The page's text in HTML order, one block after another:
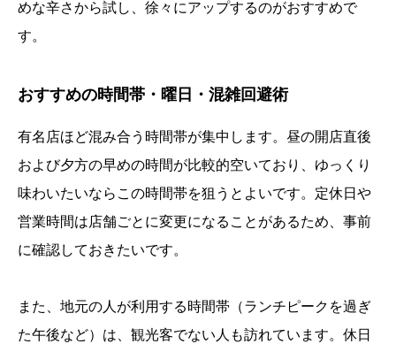
めな辛さから試し、徐々にアップするのがおすすめで
す。
おすすめの時間帯・曜日・混雑回避術
有名店ほど混み合う時間帯が集中します。昼の開店直後
および夕方の早めの時間が比較的空いており、ゆっくり
味わいたいならこの時間帯を狙うとよいです。定休日や
営業時間は店舗ごとに変更になることがあるため、事前
に確認しておきたいです。
また、地元の人が利用する時間帯（ランチピークを過ぎ
た午後など）は、観光客でない人も訪れています。休日